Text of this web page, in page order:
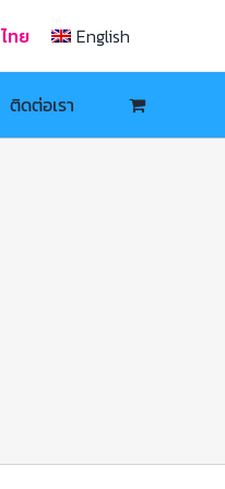
ไทย English
ติดต่อเรา